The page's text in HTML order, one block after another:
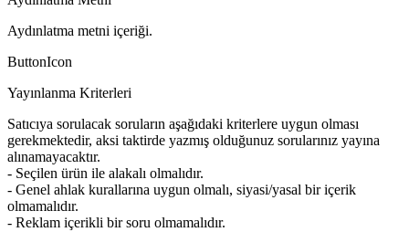
Aydınlatma metni içeriği.
ButtonIcon
Yayınlanma Kriterleri
Satıcıya sorulacak soruların aşağıdaki kriterlere uygun olması
gerekmektedir, aksi taktirde yazmış olduğunuz sorularınız yayına
alınamayacaktır.
- Seçilen ürün ile alakalı olmalıdır.
- Genel ahlak kurallarına uygun olmalı, siyasi/yasal bir içerik
olmamalıdır.
- Reklam içerikli bir soru olmamalıdır.